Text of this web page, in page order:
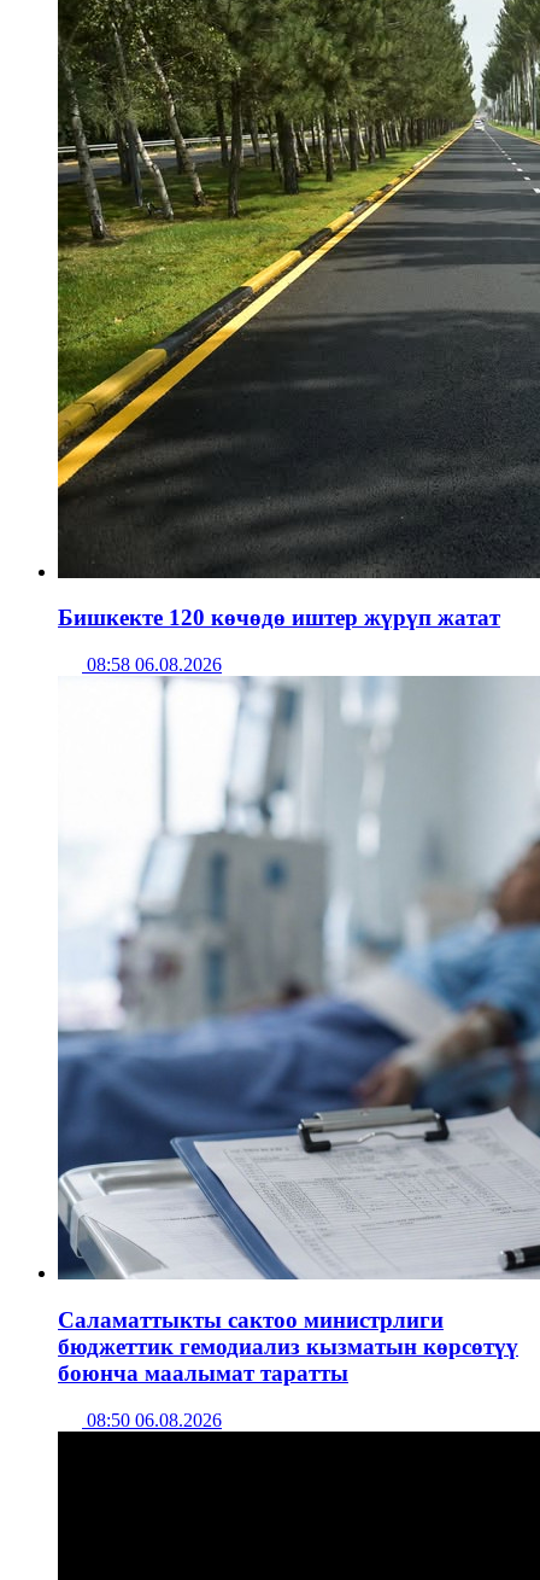
Бишкекте 120 көчөдө иштер жүрүп жатат
08:58 06.08.2026
Саламаттыкты сактоо министрлиги
бюджеттик гемодиализ кызматын көрсөтүү
боюнча маалымат таратты
08:50 06.08.2026